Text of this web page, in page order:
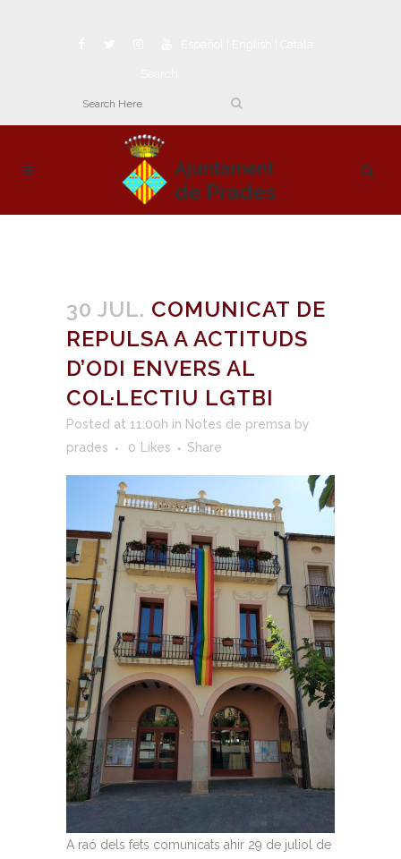
30 JUL. COMUNICAT DE
REPULSA A ACTITUDS
D’ODI ENVERS AL
COL·LECTIU LGTBI
Posted at 11:00h in Notes de premsa by
prades
0 Likes Share
A raó dels fets comunicats ahir 29 de juliol de